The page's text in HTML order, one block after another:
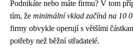
Podnikáte nebo máte firmu? V tom
tím, že minimální vklad začíná na 10
firmy obvykle operují s většími
potřeby než běžní střadatelé.